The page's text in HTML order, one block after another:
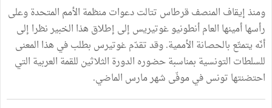
ومنذ إيقاف المنصف قرطاس تتالت دعوات منظمة الأمم المتحدة وعلى
رأسها أمينها العام أنطونيو غوتيريس إلى إطلاق هذا الخبير نظرا إلى
أنّه يتمتّع بالحصانة الأممية. وقد تقدّم غوتيرس بطلب في هذا المعنى
للسلطات التونسية بمناسبة حضوره الدورة الثلاثين للقمة العربية التي
احتضنتها تونس في موفّى شهر مارس الماضي.